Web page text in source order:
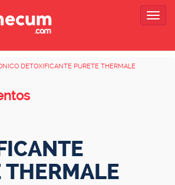
DETOXIFICANTE PURETE THERMALE
THERMALE